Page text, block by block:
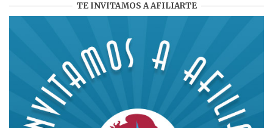
TE INVITAMOS A AFILIARTE